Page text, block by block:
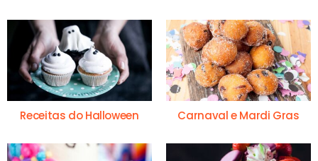
Receitas do Halloween Carnaval e Mardi Gras